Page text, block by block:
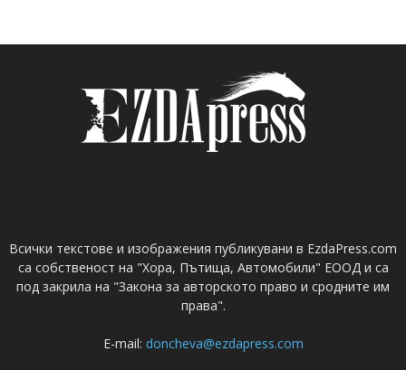
Всички текстове и изображения публикувани в EzdaPress.com
са собственост на "Хора, Пътища, Автомобили" ЕООД и са
под закрила на "Закона за авторското право и сродните им
права".
E-mail: doncheva@ezdapress.com